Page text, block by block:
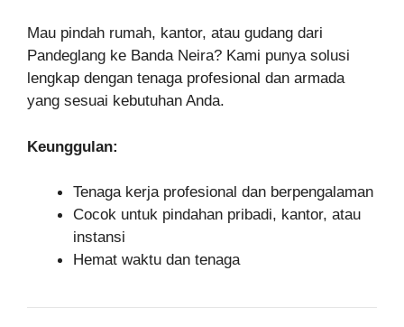
Mau pindah rumah, kantor, atau gudang dari
Pandeglang ke Banda Neira? Kami punya solusi
lengkap dengan tenaga profesional dan armada
yang sesuai kebutuhan Anda.
Keunggulan:
Tenaga kerja profesional dan berpengalaman
Cocok untuk pindahan pribadi, kantor, atau
instansi
Hemat waktu dan tenaga